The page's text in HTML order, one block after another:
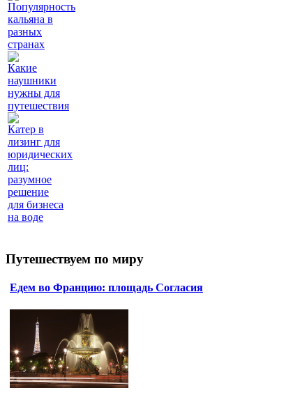
Популярность
кальяна в
разных
странах
Какие
наушники
нужны для
путешествия
Катер в
лизинг для
юридических
лиц:
разумное
решение
для бизнеса
на воде
Путешествуем по миру
Едем во Францию: площадь Согласия